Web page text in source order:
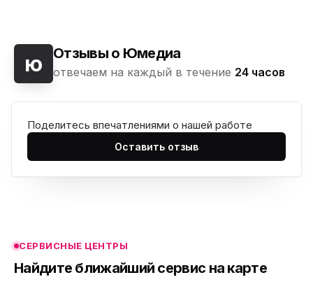
ю Отзывы о Юмедиа
отвечаем на каждый в течение 24 часов
Поделитесь впечатлениями о нашей работе
Оставить отзыв
СЕРВИСНЫЕ ЦЕНТРЫ
Найдите ближайший сервис на карте
ю